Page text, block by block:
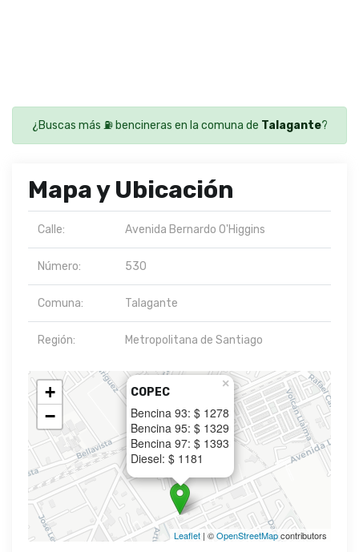
¿Buscas más ⛽ bencineras en la comuna de Talagante?
Mapa y Ubicación
Calle: Avenida Bernardo O'Higgins
Número: 530
Comuna: Talagante
Región: Metropolitana de Santiago
COPEC
Bencina 93: $ 1278
Bencina 95: $ 1329
Bencina 97: $ 1393
Diesel: $ 1181
×
+
−
Leaflet | ©OpenStreetMapcontributors